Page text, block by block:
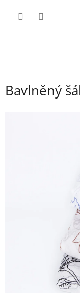
Bavlněný